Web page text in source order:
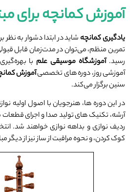
آموزش کمانچه برای
یادگیری کمانچهشاید در ابتدا دشوار به نظر
تمرین منظم، می‌توان در مدت‌زمان قابل‌
رسید.آموزشگاه موسیقی علمبا
آموزشی روز، دوره‌ های تخصصیآموزش
سنین برگزار می‌کند.
در این دوره ‌ها، هنرجویان با اصول اولیه
آرشه، تکنیک ‌های تولید صدا و اجرای قطعات
ردیف ‌نوازی و بداهه ‌نوازی خواهند شد.
کوک ‌کردن، و نحوه مراقبت از ساز نیز از